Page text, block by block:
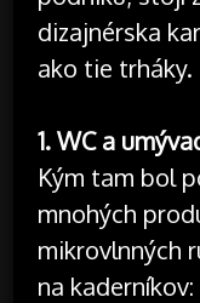
dizajnérska
ako tie trháky.
1. WC a
Kým tam bol
mnohých
mikrovlnných
na